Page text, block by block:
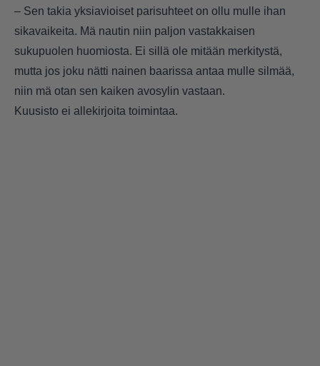
– Sen takia yksiavioiset parisuhteet on ollu mulle ihan
sikavaikeita. Mä nautin niin paljon vastakkaisen
sukupuolen huomiosta. Ei sillä ole mitään merkitystä,
mutta jos joku nätti nainen baarissa antaa mulle silmää,
niin mä otan sen kaiken avosylin vastaan.
Kuusisto ei allekirjoita toimintaa.